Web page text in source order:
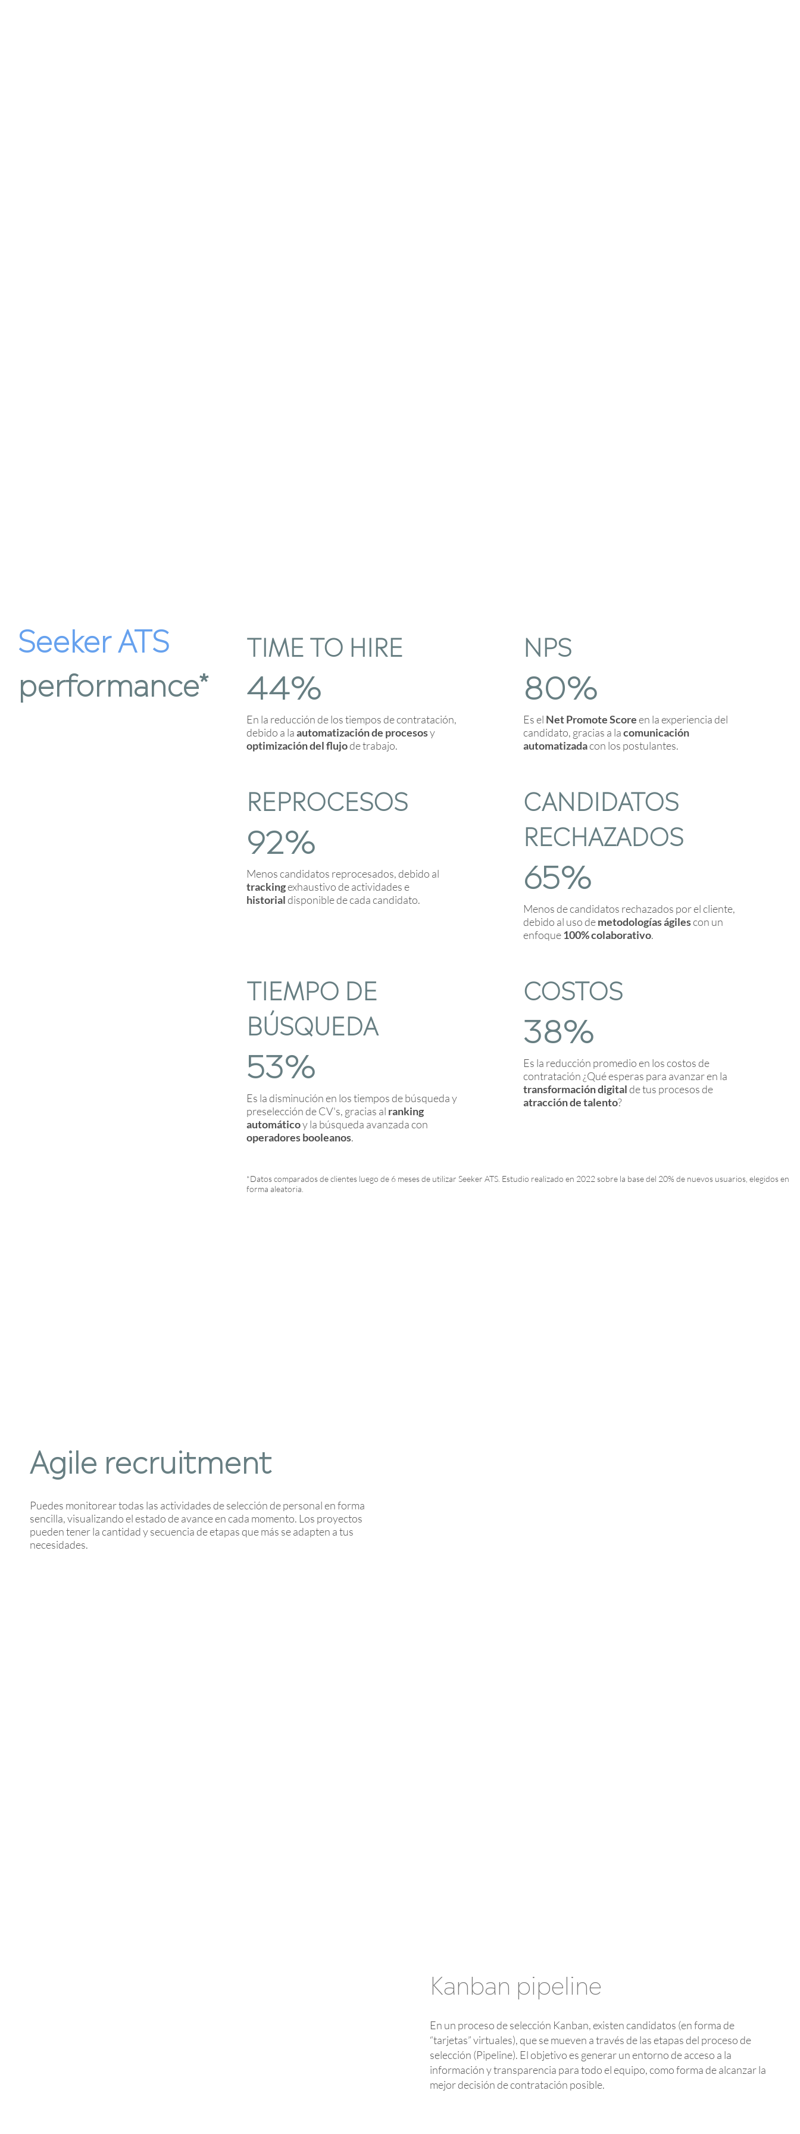
Agile recruitment
Puedes monitorear todas las actividades de selección de personal en forma
sencilla, visualizando el estado de avance en cada momento. Los proyectos
pueden tener la cantidad y secuencia de etapas que más se adapten a tus
necesidades.
Kanban pipeline
En un proceso de selección Kanban, existen candidatos (en forma de
“tarjetas” virtuales), que se mueven a través de las etapas del proceso de
selección (Pipeline). El objetivo es generar un entorno de acceso a la
información y transparencia para todo el equipo, como forma de alcanzar la
mejor decisión de contratación posible.
TIME TO HIRE
44%
En la reducción de los tiempos de contratación,
debido a laautomatización de procesosy
optimización del flujode trabajo.
NPS
80%
Es el Net Promote Scoreen la experiencia del
candidato, gracias a lacomunicación
automatizadacon los postulantes.
REPROCESOS
92%
Menos candidatos reprocesados, debido al
trackingexhaustivo de actividades e
historialdisponible de cada candidato.
CANDIDATOS
RECHAZADOS
65%
Menos de candidatos rechazados por el cliente,
debido al uso demetodologías ágilescon un
enfoque100% colaborativo.
TIEMPO DE
BÚSQUEDA
53%
Es la disminución en los tiempos de búsqueda y
preselección de CV's, gracias al ranking
automáticoy la búsqueda avanzada con
operadores booleanos.
COSTOS
38%
Es la reducción promedio en los costos de
contratación ¿Qué esperas para avanzar en la
transformación digitalde tus procesos de
atracción de talento?
*Datos comparados de clientes luego de 6 meses de utilizar Seeker ATS. Estudio realizado en 2022 sobre la base del 20% de nuevos usuarios, elegidos en
forma aleatoria.
Seeker ATS
performance*